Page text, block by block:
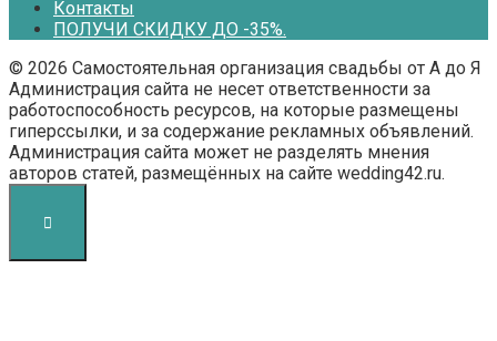
Контакты
ПОЛУЧИ СКИДКУ ДО -35%.
© 2026 Самостоятельная организация свадьбы от А до Я
Администрация сайта не несет ответственности за
работоспособность ресурсов, на которые размещены
гиперссылки, и за содержание рекламных объявлений.
Администрация сайта может не разделять мнения
авторов статей, размещённых на сайте wedding42.ru.